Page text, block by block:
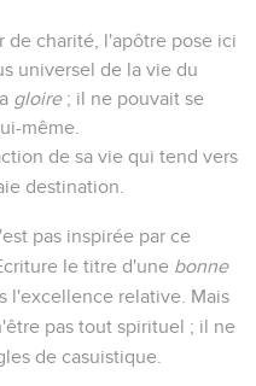
de charité, l'apôtre pose ici
universel de la vie du
gloire; il ne pouvait se
même.
de sa vie qui tend vers
destination.
pas inspirée par ce
le titre d'une bonne
l'excellence relative. Mais
pas tout spirituel ; il ne
de casuistique.